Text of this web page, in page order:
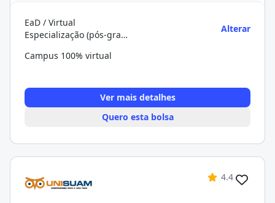
EaD / Virtual
Especialização (pós-graduação)
Alterar
Campus 100% virtual
Ver mais detalhes
Quero esta bolsa
4.4